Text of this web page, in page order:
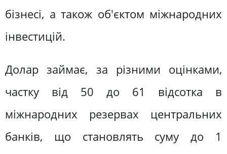
бізнесі, а також об'єктом міжнародних
інвестицій.
Долар займає, за різними оцінками,
частку від 50 до 61 відсотка в
міжнародних резервах центральних
банків, що становлять суму до 1